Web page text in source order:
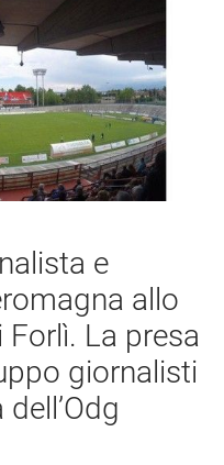
e
allo
La presa
giornalisti